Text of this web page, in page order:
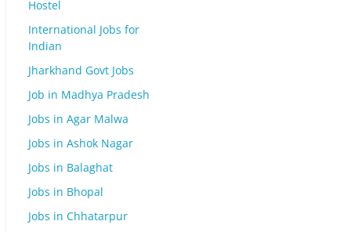
Hostel
International Jobs for
Indian
Jharkhand Govt Jobs
Job in Madhya Pradesh
Jobs in Agar Malwa
Jobs in Ashok Nagar
Jobs in Balaghat
Jobs in Bhopal
Jobs in Chhatarpur